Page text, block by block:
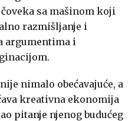
sa mašinom koji
razmišljanje i
argumentima i
nimalo obećavajuće, a
kreativna ekonomija
pitanje njenog budućeg